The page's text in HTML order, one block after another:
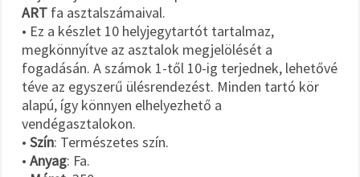
ART fa asztalszámaival.
• Ez a készlet 10 helyjegytartót tartalmaz,
megkönnyítve az asztalok megjelölését a
fogadásán. A számok 1-től 10-ig terjednek, lehetővé
téve az egyszerű ülésrendezést. Minden tartó kör
alapú, így könnyen elhelyezhető a
vendégasztalokon.
• Szín: Természetes szín.
• Anyag: Fa.